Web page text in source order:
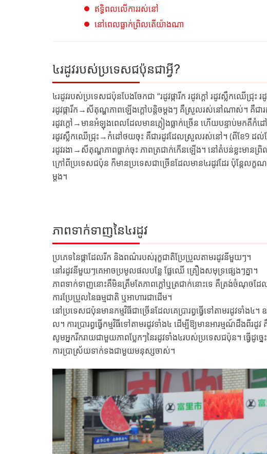
ឥទ្ធិពលលើការរស់នៅ
នៅពេលធ្លាក់ព្រិលតើយ៉ាងណា
៤រដូវរបស់ប្រទេសជប៉ុនជាអ្វី?
៤រដូវរបស់ប្រទេសជប៉ុនបែងចែកជា “រដូវផ្ការីក រដូវក្ដៅ រដូវស្លឹកឈើជ្រុះ រដូ
រដូវផ្ការីក→សីតុណ្ហភាពឡើងក្ដៅបន្តិចម្ដងៗ គឺស្រួលរស់នៅណាស់។ គឺជារ
រដូវក្ដៅ→មានអំឡុងពេលដែលមានភ្លៀងធ្លាក់ច្រើន ហើយបន្ទាប់មកគឺកំ
រដូវស្លឹកឈើជ្រុះ→កំដៅថយចុះ គឺជារដូវដែលស្រួលរស់នៅ។ (ពីខែ9 ដល់
រដូវរងា→សីតុណ្ហភាពធ្លាក់ចុះ ភាពត្រជាក់កើនឡើង។ នៅតំបន់ខ្លះមានព្
ក្រៅពីប្រទេសជប៉ុន ក៏មានប្រទេសជាច្រើនដែលមាន៤រដូវដែរ ប៉ុន្តែលក្
ម្ដង។
ភាពទាក់ទាញនៃ៤រដូវ
ប្រភេទនៃផ្កាដែលរីក និងពណ៌របស់រុក្ខជាតិប្រែប្រួលតាមរដូវនីមួយៗ។
នៅរដូវនីមួយៗគេអាចប្រមូលផលបន្លែ ផ្លែឈើ គ្រឿងសមុទ្រផ្សេងៗគ្នា។
ភាពទាក់ទាញនោះគឺមិនត្រឹមតែភាពក្ដៅឬត្រជាក់នោះទេ គឺត្រង់ចំណុចដែល
ការប្រែប្រួលនៃធម្មជាតិ ឬអាហារជាដើម។
នៅប្រទេសជប៉ុនមានកម្មវិធីជាច្រើនដែលគេប្រារព្វធ្វើទៅតាមរដូវទាំង៤
ល។ ការប្រារព្វធ្វើកម្មវិធីទៅតាមរដូវទាំង៤ ដើម្បីឱ្យមានអារម្មណ៍ដឹងពី
សូមអ្នករីករាយជាមួយភាពប្លែកៗនៃរដូវទាំង៤របស់ប្រទេសជប៉ុន។ ធ្វើដូ
ការប្រាស្រ័យទាក់ទងជាមួយមនុស្សចាស់។